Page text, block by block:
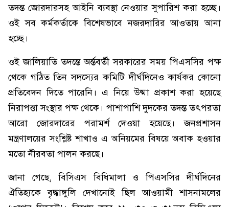
তদন্ত জোরদারসহ আইনি ব্যবস্থা নেওয়ার সুপারিশ করা হচ্ছে।
ওই সব কর্মকর্তাকে বিশেষভাবে নজরদারির আওতায় আনা
হচ্ছে।
ওই জালিয়াতি তদন্তে অর্ন্তবর্তী সরকারের সময় পিএসসির পক্ষ
থেকে গঠিত তিন সদস্যের কমিটি দীর্ঘদিনেও কার্যকর কোনো
প্রতিবেদন দিতে পারেনি। এ নিয়ে উষ্মা প্রকাশ করা হয়েছে
নিরাপত্তা সংস্থার পক্ষ থেকে। পাশাপাশি দুদকের তদন্ত তৎপরতা
আরো জোরদারের পরামর্শ দেওয়া হয়েছে। জনপ্রশাসন
মন্ত্রণালয়ের সংশ্লিষ্ট শাখাও এ অনিয়মের বিষয়ে অবাক হওয়ার
মতো নীরবতা পালন করছে।
জানা গেছে, বিসিএস বিধিমালা ও পিএসসির দীর্ঘদিনের
ঐতিহ্যকে বৃদ্ধাঙ্গুলি দেখানোই ছিল আওয়ামী শাসনামলের